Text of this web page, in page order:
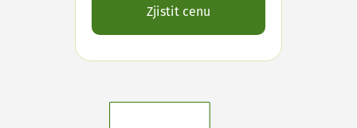
Zjistit cenu